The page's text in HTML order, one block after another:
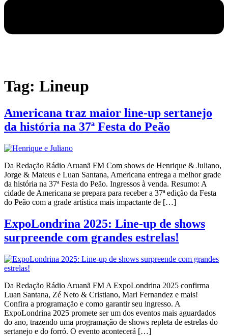
Tag: Lineup
Americana traz maior line-up sertanejo
da história na 37ª Festa do Peão
Da Redação Rádio Aruanã FM Com shows de Henrique & Juliano,
Jorge & Mateus e Luan Santana, Americana entrega a melhor grade
da história na 37ª Festa do Peão. Ingressos à venda. Resumo: A
cidade de Americana se prepara para receber a 37ª edição da Festa
do Peão com a grade artística mais impactante de […]
ExpoLondrina 2025: Line-up de shows
surpreende com grandes estrelas!
Da Redação Rádio Aruanã FM A ExpoLondrina 2025 confirma
Luan Santana, Zé Neto & Cristiano, Mari Fernandez e mais!
Confira a programação e como garantir seu ingresso. A
ExpoLondrina 2025 promete ser um dos eventos mais aguardados
do ano, trazendo uma programação de shows repleta de estrelas do
sertanejo e do forró. O evento acontecerá […]